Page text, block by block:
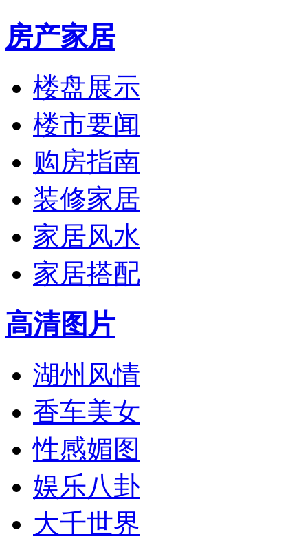
房产家居
楼盘展示
楼市要闻
购房指南
装修家居
家居风水
家居搭配
高清图片
湖州风情
香车美女
性感媚图
娱乐八卦
大千世界